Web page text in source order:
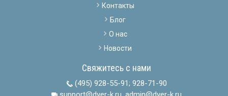
Контакты
Блог
О нас
Новости
Свяжитесь с нами
(495) 928-55-91; 928-71-90